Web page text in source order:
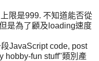
限是999. 不知道能否從
是為了顧及loading速度
JavaScript code, post
hobby-fun stuff"類別產